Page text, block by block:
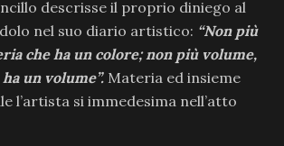
descrisse il proprio diniego al
nel suo diario artistico: “Non più
che ha un colore; non più volume,
un volume”. Materia ed insieme
l’artista si immedesima nell’atto